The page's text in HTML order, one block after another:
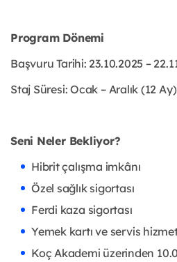
Program Dönemi
Başvuru Tarihi: 23.10.2025 –
Staj Süresi: Ocak – Aralık (12 Ay)
Seni Neler Bekliyor?
Hibrit çalışma imkânı
Özel sağlık sigortası
Ferdi kaza sigortası
Yemek kartı ve servis
Koç Akademi üzerinden